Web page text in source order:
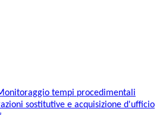
tempi procedimentali
sostitutive e acquisizione d'ufficio